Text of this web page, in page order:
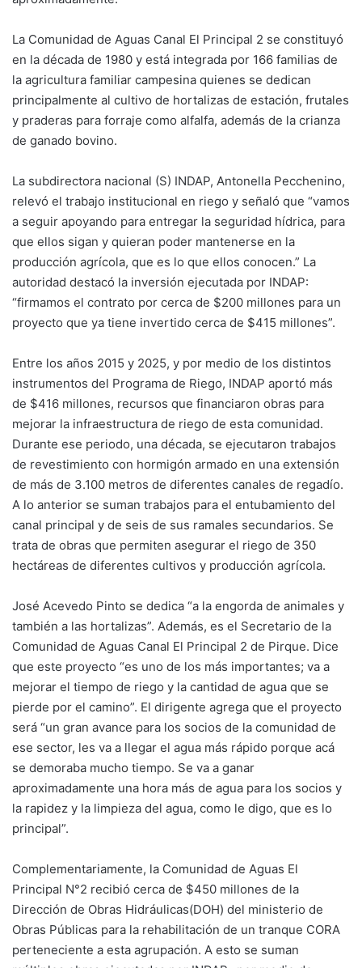
La Comunidad de Aguas Canal El Principal 2 se constituyó
en la década de 1980 y está integrada por 166 familias de
la agricultura familiar campesina quienes se dedican
principalmente al cultivo de hortalizas de estación, frutales
y praderas para forraje como alfalfa, además de la crianza
de ganado bovino.
La subdirectora nacional (S) INDAP, Antonella Pecchenino,
relevó el trabajo institucional en riego y señaló que “vamos
a seguir apoyando para entregar la seguridad hídrica, para
que ellos sigan y quieran poder mantenerse en la
producción agrícola, que es lo que ellos conocen.” La
autoridad destacó la inversión ejecutada por INDAP:
“firmamos el contrato por cerca de $200 millones para un
proyecto que ya tiene invertido cerca de $415 millones”.
Entre los años 2015 y 2025, y por medio de los distintos
instrumentos del Programa de Riego, INDAP aportó más
de $416 millones, recursos que financiaron obras para
mejorar la infraestructura de riego de esta comunidad.
Durante ese periodo, una década, se ejecutaron trabajos
de revestimiento con hormigón armado en una extensión
de más de 3.100 metros de diferentes canales de regadío.
A lo anterior se suman trabajos para el entubamiento del
canal principal y de seis de sus ramales secundarios. Se
trata de obras que permiten asegurar el riego de 350
hectáreas de diferentes cultivos y producción agrícola.
José Acevedo Pinto se dedica “a la engorda de animales y
también a las hortalizas”. Además, es el Secretario de la
Comunidad de Aguas Canal El Principal 2 de Pirque. Dice
que este proyecto “es uno de los más importantes; va a
mejorar el tiempo de riego y la cantidad de agua que se
pierde por el camino”. El dirigente agrega que el proyecto
será “un gran avance para los socios de la comunidad de
ese sector, les va a llegar el agua más rápido porque acá
se demoraba mucho tiempo. Se va a ganar
aproximadamente una hora más de agua para los socios y
la rapidez y la limpieza del agua, como le digo, que es lo
principal”.
Complementariamente, la Comunidad de Aguas El
Principal N°2 recibió cerca de $450 millones de la
Dirección de Obras Hidráulicas(DOH) del ministerio de
Obras Públicas para la rehabilitación de un tranque CORA
perteneciente a esta agrupación. A esto se suman